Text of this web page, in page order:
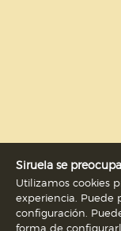
Siruela se
Utilizamos cookies
experiencia. Puede
configuración.